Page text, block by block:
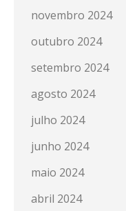
novembro 2024
outubro 2024
setembro 2024
agosto 2024
julho 2024
junho 2024
maio 2024
abril 2024